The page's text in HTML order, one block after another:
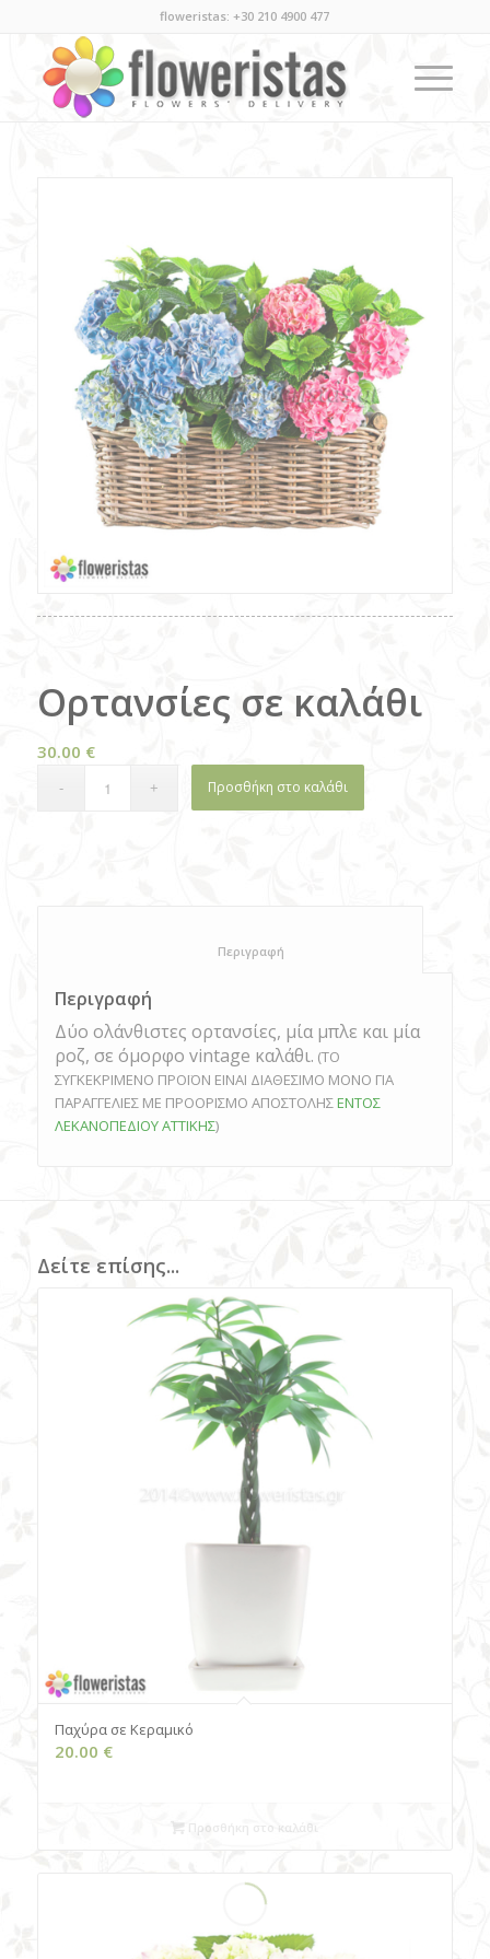
floweristas: +30 210 4900 477
Ορτανσίες σε καλάθι
30.00 €
Προσθήκη στο καλάθι
Περιγραφή
Δύο ολάνθιστες ορτανσίες, μία μπλε και μία
ροζ, σε όμορφο vintage καλάθι. (ΤΟ
ΣΥΓΚΕΚΡΙΜΕΝΟ ΠΡΟΪΟΝ ΕΙΝΑΙ ΔΙΑΘΕΣΙΜΟ ΜΟΝΟ ΓΙΑ
ΠΑΡΑΓΓΕΛΙΕΣ ΜΕ ΠΡΟΟΡΙΣΜΟ ΑΠΟΣΤΟΛΗΣΕΝΤΟΣ
ΛΕΚΑΝΟΠΕΔΙΟΥ ΑΤΤΙΚΗΣ)
Δείτε επίσης...
Παχύρα σε Kεραμικό
20.00 €
Προσθήκη στο καλάθι